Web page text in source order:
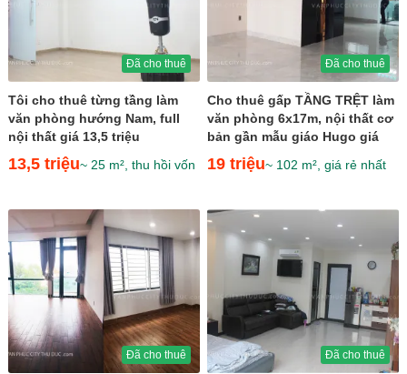
Đã cho thuê
Tôi cho thuê từng tầng làm
văn phòng hướng Nam, full
nội thất giá 13,5 triệu
13,5 triệu~ 25 m², thu hồi vốn
Đã cho thuê
Cho thuê gấp TẦNG TRỆT làm
văn phòng 6x17m, nội thất cơ
bản gần mẫu giáo Hugo giá
chỉ 19 triệu
19 triệu~ 102 m², giá rẻ nhất
Đã cho thuê Đã cho thuê